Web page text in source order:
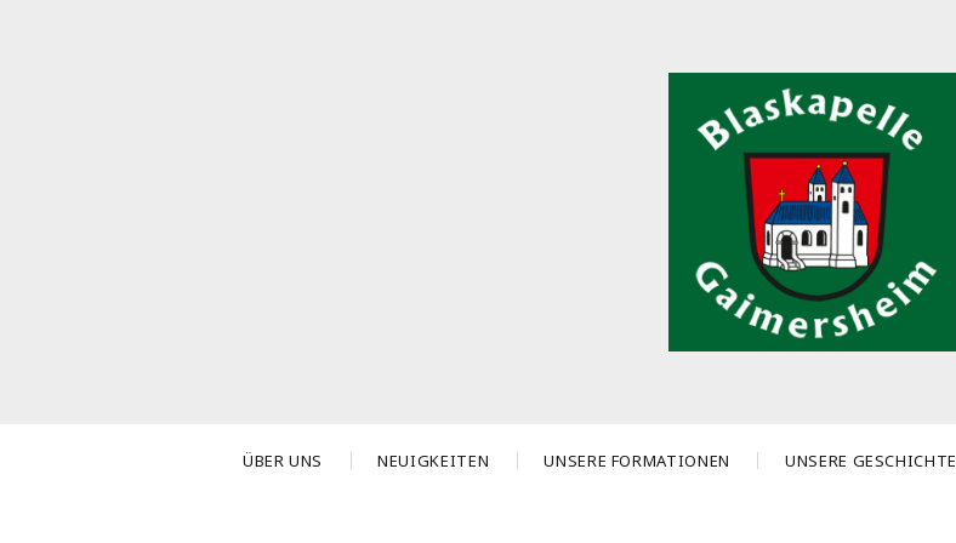
ÜBER UNS NEUIGKEITEN UNSERE FORMATIONEN UNSERE GESCHICHTE